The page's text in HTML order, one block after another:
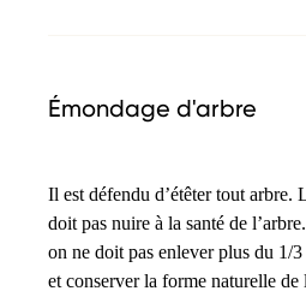
Émondage d'arbre
Il est défendu d’étêter tout arbre.
doit pas nuire à la santé de
on ne doit pas enlever plus du 1/3
et conserver la forme naturelle de